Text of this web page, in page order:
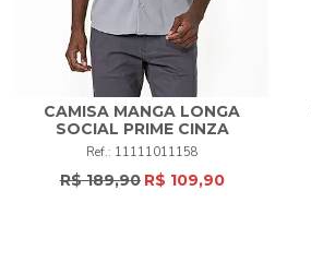
4 5 6 +
COMPRAR
CAMISA MANGA LONGA
SOCIAL PRIME CINZA
11111011158
R$ 189,90 R$ 109,90